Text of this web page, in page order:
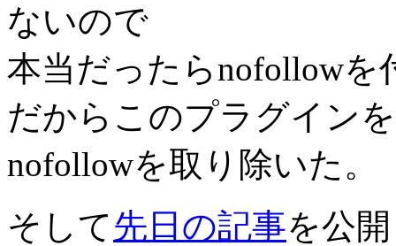
ないので
本当だったらnofollow
だからこのプラグイン
nofollowを取り除いた。
そして先日の記事を公